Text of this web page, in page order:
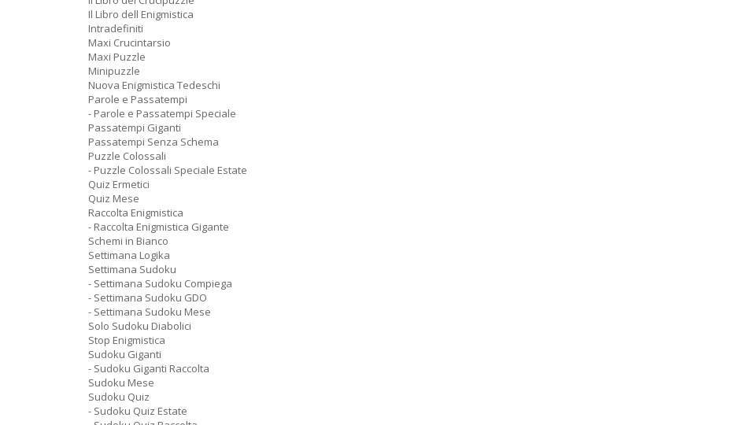
Il Libro dell Enigmistica
Intradefiniti
Maxi Crucintarsio
Maxi Puzzle
Minipuzzle
Nuova Enigmistica Tedeschi
Parole e Passatempi
- Parole e Passatempi Speciale
Passatempi Giganti
Passatempi Senza Schema
Puzzle Colossali
- Puzzle Colossali Speciale Estate
Quiz Ermetici
Quiz Mese
Raccolta Enigmistica
- Raccolta Enigmistica Gigante
Schemi in Bianco
Settimana Logika
Settimana Sudoku
- Settimana Sudoku Compiega
- Settimana Sudoku GDO
- Settimana Sudoku Mese
Solo Sudoku Diabolici
Stop Enigmistica
Sudoku Giganti
- Sudoku Giganti Raccolta
Sudoku Mese
Sudoku Quiz
- Sudoku Quiz Estate